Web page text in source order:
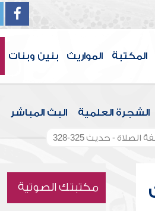
المكتبة المواريث بنين وبنات
الشجرة العلمية البث المباشر
- حديث 325-328
مكتبتك الصوتية